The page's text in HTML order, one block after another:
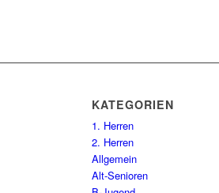
KATEGORIEN
1. Herren
2. Herren
Allgemein
Alt-Senioren